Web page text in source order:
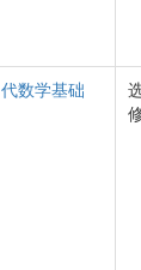
代数学基础